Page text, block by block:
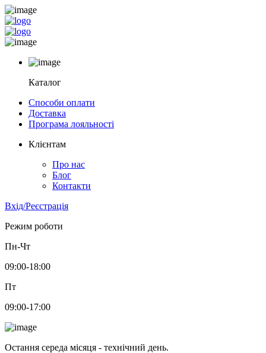
Каталог
Способи оплати
Доставка
Програма лояльності
Клієнтам
Про нас
Блог
Контакти
Вхід/Реєстрація
Режим роботи
Пн-Чт
09:00-18:00
Пт
09:00-17:00
Остання середа місяця - технічний день.